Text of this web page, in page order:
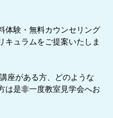
体験・無料カウンセリング
キュラムをご提案いたしま
座がある方、どのような
は是非一度教室見学会へお